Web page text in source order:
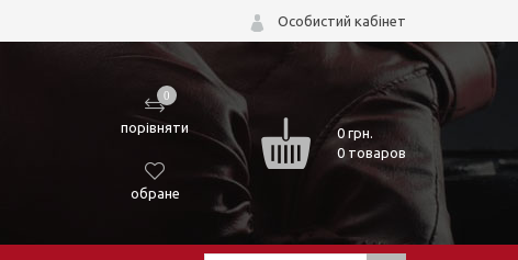
Особистий кабінет
0
порівняти
обране
0грн.
0 товаров